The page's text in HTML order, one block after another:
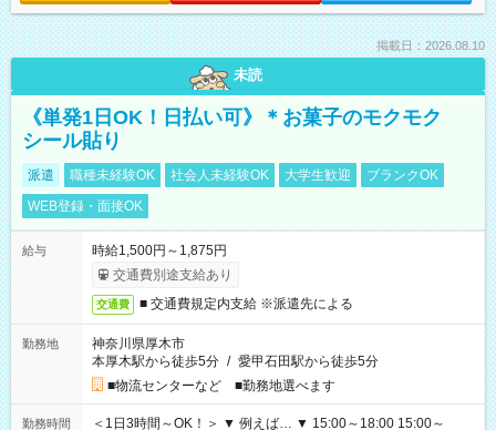
掲載日：2026.08.10
未読
《単発1日OK！日払い可》＊お菓子のモクモク
シール貼り
派遣 職種未経験OK 社会人未経験OK 大学生歓迎
ブランクOK
WEB登録・面接OK
給与
時給1,500円～1,875円
交通費別途支給あり
交通費 ■ 交通費規定内支給 ※派遣先による
勤務地
神奈川県厚木市
本厚木駅から徒歩5分 / 愛甲石田駅から徒歩5分
■物流センターなど ■勤務地選べます
勤務時間 ＜1日3時間～OK！＞ ▼ 例えば… ▼ 15:00～18:00 15:00～